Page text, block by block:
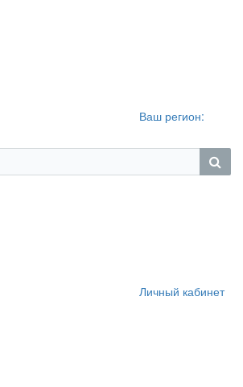
Ваш регион:
Личный кабинет